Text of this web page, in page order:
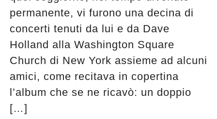
permanente, vi furono una decina di
concerti tenuti da lui e da Dave
Holland alla Washington Square
Church di New York assieme ad alcuni
amici, come recitava in copertina
l’album che se ne ricavò: un doppio
[…]